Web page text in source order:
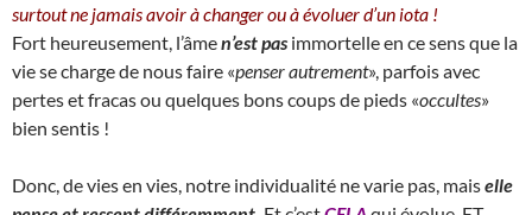
surtout ne jamais avoir à changer ou à évoluer d’un iota !
Fort heureusement, l’âmen’est pas immortelle en ce sens que la
vie se charge de nous faire «penser autrement», parfois avec
pertes et fracas ou quelques bons coups de pieds «occultes»
bien sentis !
Donc, de vies en vies, notre individualité ne varie pas, maiselle